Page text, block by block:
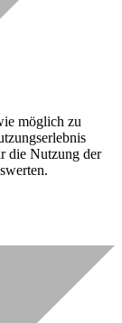
möglich zu
die Nutzung der